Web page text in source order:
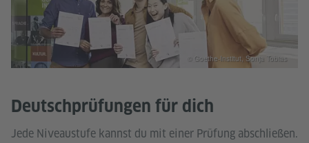
Deutschprüfungen für dich
Jede Niveaustufe kannst du mit einer Prüfung abschließen.
© Goethe-Institut, Sonja Tobias